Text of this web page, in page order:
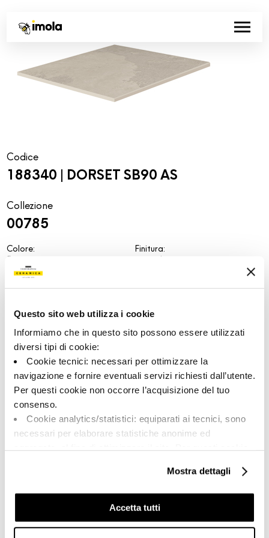
Questo sito web utilizza i cookie
Informiamo che in questo sito possono essere utilizzati
diversi tipi di cookie:
Cookie tecnici: necessari per ottimizzare la
navigazione e fornire eventuali servizi richiesti dall’utente.
Per questi cookie non occorre l’acquisizione del tuo
consenso.
Cookie analytics/statistici: equiparati ai tecnici, sono
necessari per elaborare statistiche anonime ed
Cookie di profilazione/marketing: sono utilizzati, solo
previo tuo consenso, per esaminare le tue abitudini di
navigazione e mostrarti quindi avvisi pubblicitari mirati, in
linea con le tue preferenze.
Mostra dettagli
Accetta tutti
Codice
188340 | DORSET SB90 AS
Collezione
00785
Colore:
Beige scuro
Tipologia:
Pezzi Speciali
Formato:
90.0x90.0
Finitura:
naturale
opaco
Stonalizzazione:
Unità di misura:
Share: